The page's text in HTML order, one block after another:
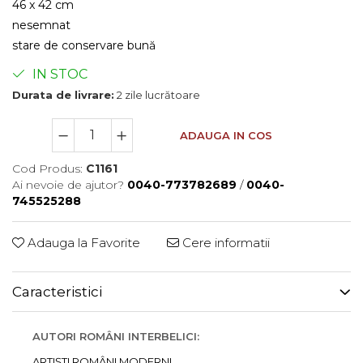
46 x 42 cm
nesemnat
stare de conservare bună
IN STOC
Durata de livrare: 2 zile lucrătoare
ADAUGA IN COS
Cod Produs: C1161
Ai nevoie de ajutor? 0040-773782689 / 0040-
745525288
Adauga la Favorite Cere informatii
Caracteristici
AUTORI ROMÂNI INTERBELICI: